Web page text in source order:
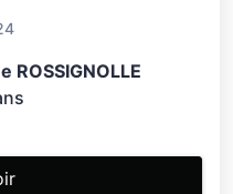
ROSSIGNOLLE